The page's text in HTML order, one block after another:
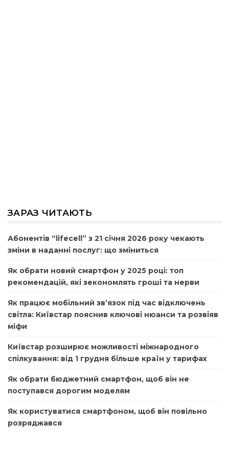
ЗАРАЗ ЧИТАЮТЬ
Абонентів “lifecell” з 21 січня 2026 року чекають
зміни в наданні послуг: що зміниться
Як обрати новий смартфон у 2025 році: топ
рекомендацій, які зекономлять гроші та нерви
Як працює мобільний зв’язок під час відключень
світла: Київстар пояснив ключові нюанси та розвіяв
міфи
Київстар розширює можливості міжнародного
спілкування: від 1 грудня більше країн у тарифах
Як обрати бюджетний смартфон, щоб він не
поступався дорогим моделям
Як користуватися смартфоном, щоб він повільно
розряджався